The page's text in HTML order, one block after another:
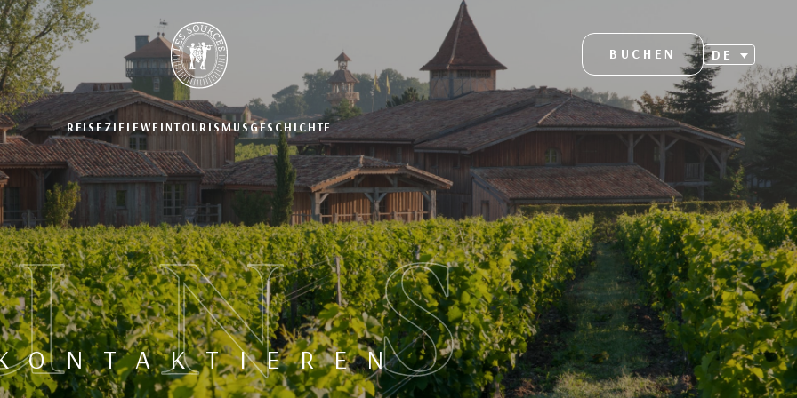
BUCHEN DE
REISEZIELEWEINTOURISMUSGESCHICHTE